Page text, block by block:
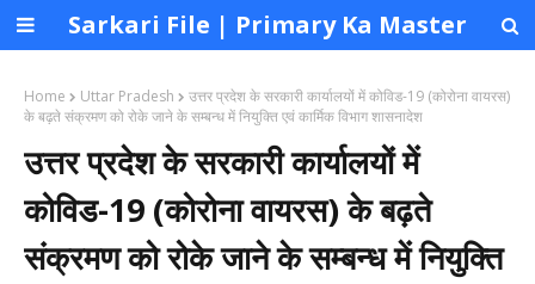
Sarkari File | Primary Ka Master
Home Uttar Pradesh
उत्तर प्रदेश के सरकारी कार्यालयों में कोविड-19 (कोरोना वायरस)
के बढ़ते संक्रमण को रोके जाने के सम्बन्ध में नियुक्ति एवं कार्मिक विभाग शासनादेश
उत्तर प्रदेश के सरकारी कार्यालयों में
कोविड-19 (कोरोना वायरस) के बढ़ते
संक्रमण को रोके जाने के सम्बन्ध में नियुक्ति